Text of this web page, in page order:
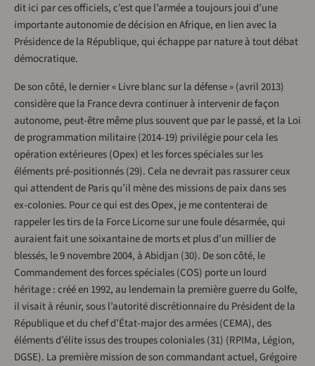
dit ici par ces officiels, c’est que l’armée a toujours joui d’une
importante autonomie de décision en Afrique, en lien avec la
Présidence de la République, qui échappe par nature à tout débat
démocratique.
De son côté, le dernier « Livre blanc sur la défense » (avril 2013)
considère que la France devra continuer à intervenir de façon
autonome, peut-être même plus souvent que par le passé, et la Loi
de programmation militaire (2014-19) privilégie pour cela les
opération extérieures (Opex) et les forces spéciales sur les
éléments pré-positionnés (29). Cela ne devrait pas rassurer ceux
qui attendent de Paris qu’il mène des missions de paix dans ses
ex-colonies. Pour ce qui est des Opex, je me contenterai de
rappeler les tirs de la Force Licorne sur une foule désarmée, qui
auraient fait une soixantaine de morts et plus d’un millier de
blessés, le 9 novembre 2004, à Abidjan (30). De son côté, le
Commandement des forces spéciales (COS) porte un lourd
héritage : créé en 1992, au lendemain la première guerre du Golfe,
il visait à réunir, sous l’autorité discrétionnaire du Président de la
République et du chef d’État-major des armées (CEMA), des
éléments d’élite issus des troupes coloniales (31) (RPIMa, Légion,
DGSE). La première mission de son commandant actuel, Grégoire